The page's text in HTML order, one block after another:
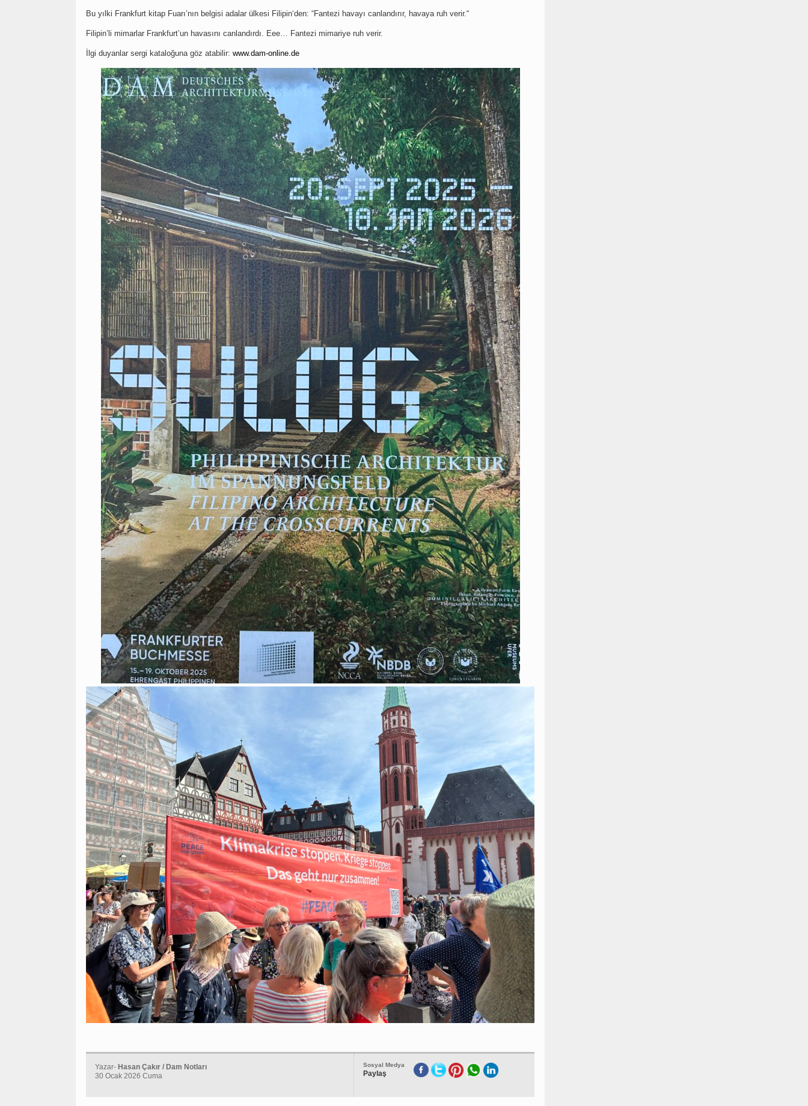
Bu yılki Frankfurt kitap Fuarı’nın belgisi adalar ülkesi Filipin‘den: “Fantezi havayı canlandırır, havaya ruh verir.“
Filipin’li mimarlar Frankfurt’un havasını canlandırdı. Eee… Fantezi mimariye ruh verir.
İlgi duyanlar sergi kataloğuna göz atabilir: www.dam-online.de
Sosyal Medya
Paylaş
Yazar- Hasan Çakır / Dam Notları
30 Ocak 2026 Cuma